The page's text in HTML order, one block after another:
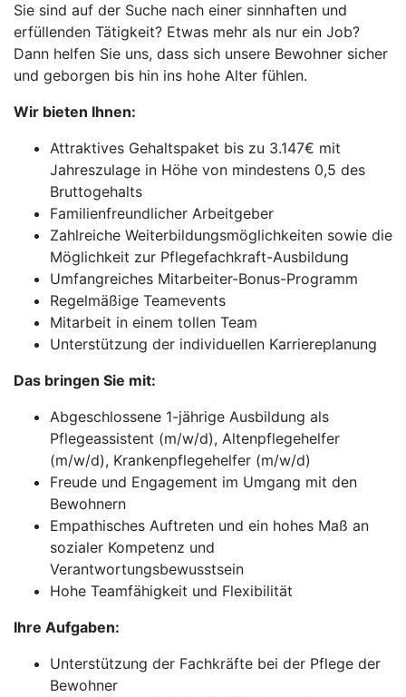
Sie sind auf der Suche nach einer sinnhaften und
erfüllenden Tätigkeit? Etwas mehr als nur ein Job?
Dann helfen Sie uns, dass sich unsere Bewohner sicher
und geborgen bis hin ins hohe Alter fühlen.
Wir bieten Ihnen:
Attraktives Gehaltspaket bis zu 3.147€ mit
Jahreszulage in Höhe von mindestens 0,5 des
Bruttogehalts
Familienfreundlicher Arbeitgeber
Zahlreiche Weiterbildungsmöglichkeiten sowie die
Möglichkeit zur Pflegefachkraft-Ausbildung
Umfangreiches Mitarbeiter-Bonus-Programm
Regelmäßige Teamevents
Mitarbeit in einem tollen Team
Unterstützung der individuellen Karriereplanung
Das bringen Sie mit:
Abgeschlossene 1-jährige Ausbildung als
Pflegeassistent (m/w/d), Altenpflegehelfer
(m/w/d), Krankenpflegehelfer (m/w/d)
Freude und Engagement im Umgang mit den
Bewohnern
Empathisches Auftreten und ein hohes Maß an
sozialer Kompetenz und
Verantwortungsbewusstsein
Hohe Teamfähigkeit und Flexibilität
Ihre Aufgaben:
Unterstützung der Fachkräfte bei der Pflege der
Bewohner